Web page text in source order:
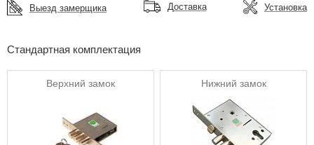
Выезд замерщика Доставка Установка
Стандартная комплектация
Верхний замок Нижний замок